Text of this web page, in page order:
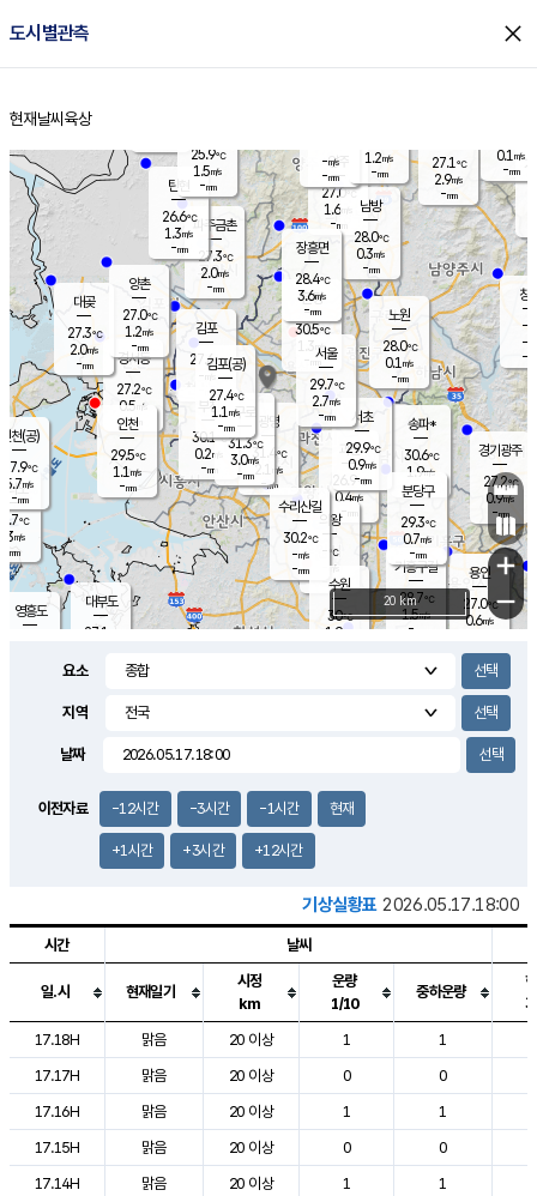
도시별관측 close
홈
현재날씨 육상
의도
℃
m/s
mm
영흥도
양주
27.0℃
1.6
-mm
과천
26.9℃
0.4m/s
- mm
용인
27.0℃
0.6m/s
경기광주
27.2℃
0.9m/s
-mm
1.2m/s
대부도
27.1
경서동
27.2℃
0.5 m/s
-mm
파주금촌
27.3℃
2.0m/s
-mm
27.1℃
2.9m/s
-mm
대곶
27.3℃
2.0m/s
-mm
창
-
-m/
-
탄현
26.6℃
1.3m/s
-mm
0.1 m/s
-mm
의왕
- ℃
m/s
mm
김포
27.6℃
-m/s
mm
광명
31.4 ℃
2.1 m/s
-mm
부천
30.1℃
0.2m/s
-mm
양촌
27.0℃
1.2m/s
-mm
구로
31.3℃
3.0m/s
-mm
은평
30.5℃
1.3 m/s
- mm
노원
28.0℃
0.1 m/s
-mm
송파*
30.6℃
1.9m/s
-mm
서초
29.9℃
0.9m/s
-mm
남방
28.0℃
0.3m/s
-mm
기흥구갈
28.7℃
1.5m/s
-
수리산길
30.2℃
-m/s
-mm
분당구
29.3℃
0.7m/s
-mm
장흥면
28.4℃
3.6m/s
-mm
-m/s
-mm
인천(공)
27.9℃
5.7m/s
-mm
김포(공)
27.4℃
1.1 m/s
-mm
수원
30℃
1.9m/s
인천
29.5℃
1.1 m/s
-mm
서울
29.7℃
2.7m/s
-mm
25.9℃
1.5m/s
-mm
1.2m/s
-mm
+
−
20 km
요소
지역
날짜
이전자료 -12시간 -3시간 -1시간 현재
+1시간 +3시간 +12시간
기상실황표 2026.05.17.18:00
도시별 기상실황표로 지점, 날씨, 기온, 강수, 바람, 기압등을 안내한 표입
시간 날씨
일.시 현재일기
시정
km
운량
1/10
중하운량
17.18H
맑음 20 이상 1 1
17.17H
맑음 20 이상 0 0
17.16H
맑음 20 이상 1 1
17.15H
맑음 20 이상 0 0
17.14H
맑음 20 이상 1 1